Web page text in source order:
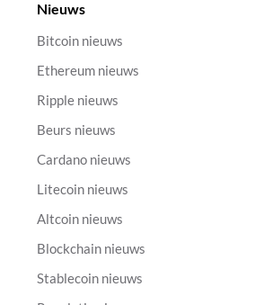
Nieuws
Bitcoin nieuws
Ethereum nieuws
Ripple nieuws
Beurs nieuws
Cardano nieuws
Litecoin nieuws
Altcoin nieuws
Blockchain nieuws
Stablecoin nieuws